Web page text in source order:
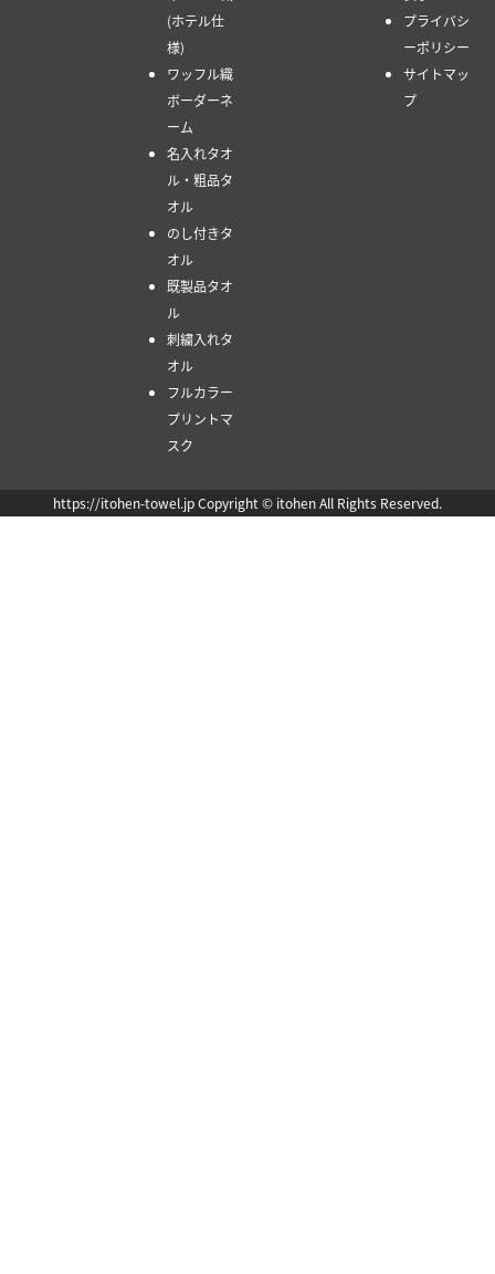
(ホテル仕
様)
ワッフル織
ボーダーネ
ーム
名入れタオ
ル・粗品タ
オル
のし付きタ
オル
既製品タオ
ル
刺繍入れタ
オル
フルカラー
プリントマ
スク
プライバシ
ーポリシー
サイトマッ
プ
https://itohen-towel.jp Copyright © itohen All Rights Reserved.